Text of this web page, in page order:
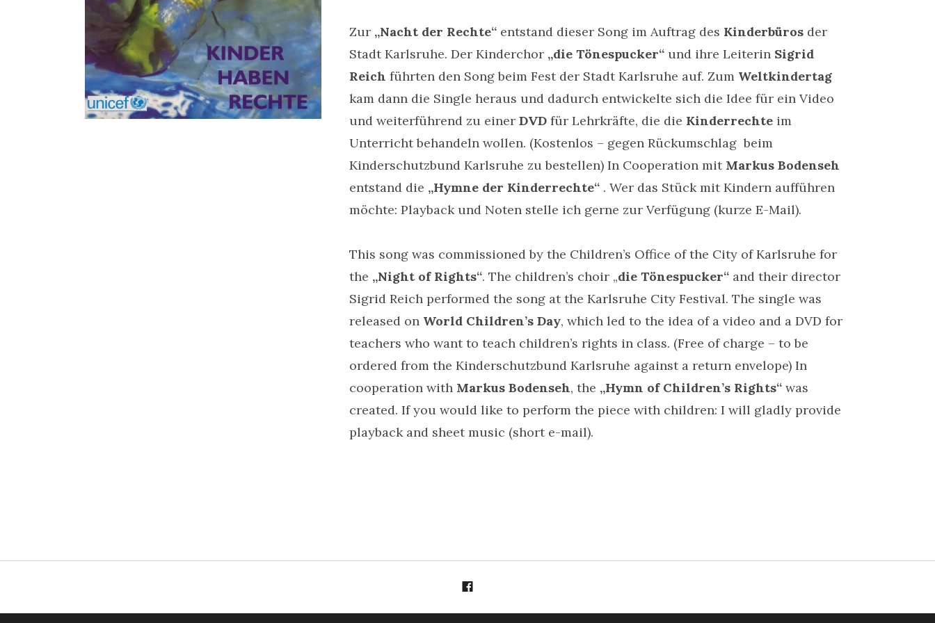
Zur „Nacht der Rechte“ entstand dieser Song im Auftrag des Kinderbüros der
Stadt Karlsruhe. Der Kinderchor „die Tönespucker“ und ihre Leiterin Sigrid
Reich führten den Song beim Fest der Stadt Karlsruhe auf. Zum Weltkindertag
kam dann die Single heraus und dadurch entwickelte sich die Idee für ein Video
und weiterführend zu einer DVD für Lehrkräfte, die die Kinderrechte im
Unterricht behandeln wollen. (Kostenlos – gegen Rückumschlag beim
Kinderschutzbund Karlsruhe zu bestellen) In Cooperation mit Markus Bodenseh
entstand die „Hymne der Kinderrechte“ . Wer das Stück mit Kindern aufführen
möchte: Playback und Noten stelle ich gerne zur Verfügung (kurze E-Mail).
This song was commissioned by the Children’s Office of the City of Karlsruhe for
the „Night of Rights“. The children’s choir „die Tönespucker“ and their director
Sigrid Reich performed the song at the Karlsruhe City Festival. The single was
released on World Children’s Day, which led to the idea of a video and a DVD for
teachers who want to teach children’s rights in class. (Free of charge – to be
ordered from the Kinderschutzbund Karlsruhe against a return envelope) In
cooperation with Markus Bodenseh, the „Hymn of Children’s Rights“ was
created. If you would like to perform the piece with children: I will gladly provide
playback and sheet music (short e-mail).